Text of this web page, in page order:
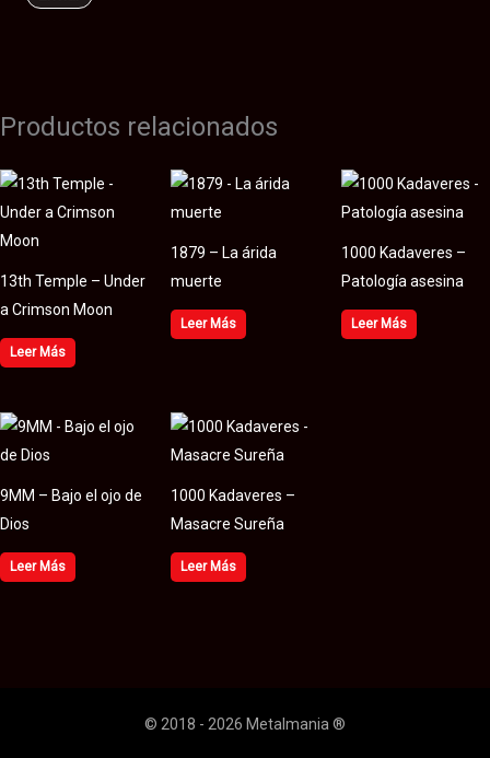
Productos relacionados
13th Temple – Under
a Crimson Moon
Leer Más
1879 – La árida
muerte
Leer Más
1000 Kadaveres –
Patología asesina
Leer Más
9MM – Bajo el ojo de
Dios
Leer Más
1000 Kadaveres –
Masacre Sureña
Leer Más
© 2018 - 2026 Metalmania ®